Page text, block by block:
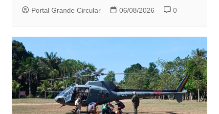
Portal Grande Circular 06/08/2026 0